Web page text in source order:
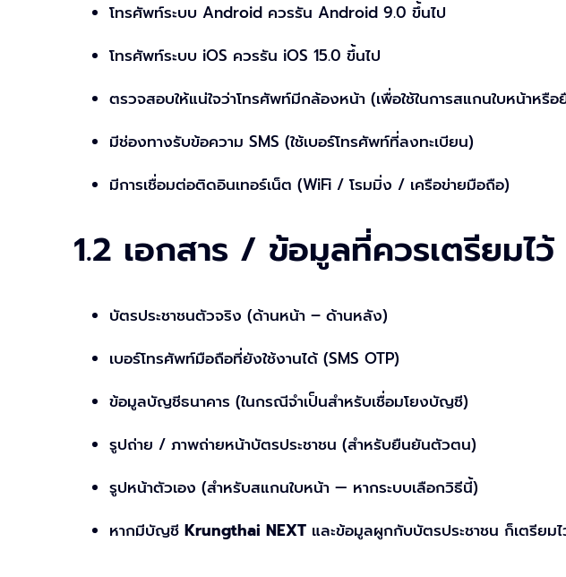
โทรศัพท์ระบบ Android ควรรัน Android 9.0 ขึ้นไป
โทรศัพท์ระบบ iOS ควรรัน iOS 15.0 ขึ้นไป
ตรวจสอบให้แน่ใจว่าโทรศัพท์มีกล้องหน้า (เพื่อใช้ในการสแกนใบหน้าหรื
มีช่องทางรับข้อความ SMS (ใช้เบอร์โทรศัพท์ที่ลงทะเบียน)
มีการเชื่อมต่อติดอินเทอร์เน็ต (WiFi / โรมมิ่ง / เครือข่ายมือถือ)
1.2 เอกสาร / ข้อมูลที่ควรเตรียมไว้
บัตรประชาชนตัวจริง (ด้านหน้า – ด้านหลัง)
เบอร์โทรศัพท์มือถือที่ยังใช้งานได้ (SMS OTP)
ข้อมูลบัญชีธนาคาร (ในกรณีจำเป็นสำหรับเชื่อมโยงบัญชี)
รูปถ่าย / ภาพถ่ายหน้าบัตรประชาชน (สำหรับยืนยันตัวตน)
รูปหน้าตัวเอง (สำหรับสแกนใบหน้า — หากระบบเลือกวิธีนี้)
หากมีบัญชี Krungthai NEXT และข้อมูลผูกกับบัตรประชาชน ก็เตรีย